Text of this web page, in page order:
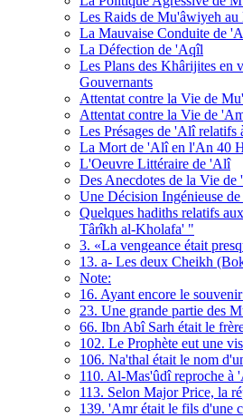
Les Raids de Mu'âwiyeh
La Mauvaise Conduite de
La Défection de 'Aqîl
Les Plans des Khârijites en
Gouvernants
Attentat contre la Vie de
Attentat contre la Vie de
Les Présages de 'Alî relatifs
La Mort de 'Alî en l'An 40
L'Oeuvre Littéraire de 'Alî
Des Anecdotes de la Vie
Une Décision Ingénieuse
Quelques hadiths relatifs
Târîkh al-Kholafa' "
3. «La vengeance était
13. a- Les deux Cheikh
Note:
16. Ayant encore le
23. Une grande partie des
66. Ibn Abî Sarh était le
102. Le Prophète eut une
106. Na'thal était le nom
110. Al-Mas'ûdî reproche à
113. Selon Major Price, la
139. 'Amr était le fils d'une